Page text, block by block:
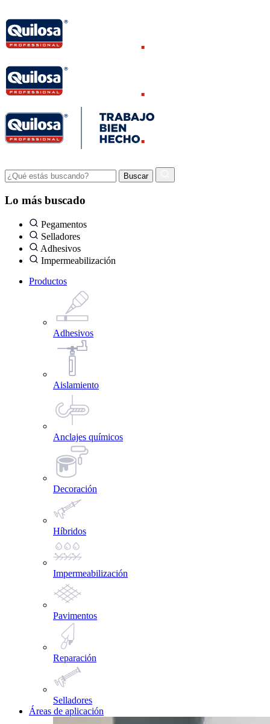
Lo más buscado
Pegamentos
Selladores
Adhesivos
Impermeabilización
Productos
Adhesivos
Aislamiento
Anclajes químicos
Decoración
Híbridos
Impermeabilización
Pavimentos
Reparación
Selladores
Áreas de aplicación